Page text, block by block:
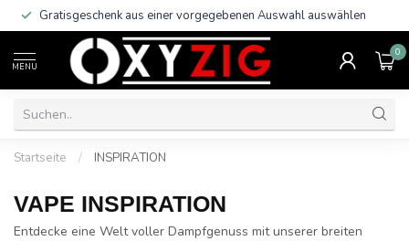
Gratisgeschenk aus einer vorgegebenen Auswahl auswählen
MENU
0
Startseite / INSPIRATION
VAPE INSPIRATION
Entdecke eine Welt voller Dampfgenuss mit unserer breiten